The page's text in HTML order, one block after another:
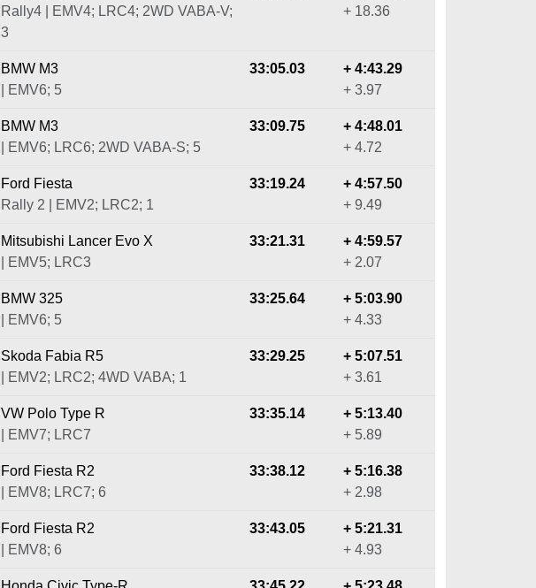
Rally4 | EMV4; LRC4; 2WD VABA-V;
3
+ 18.36
BMW M3
| EMV6; 5
33:05.03
+ 4:43.29
+ 3.97
BMW M3
| EMV6; LRC6; 2WD VABA-S; 5
33:09.75
+ 4:48.01
+ 4.72
Ford Fiesta
Rally 2 | EMV2; LRC2; 1
33:19.24
+ 4:57.50
+ 9.49
Mitsubishi Lancer Evo X
| EMV5; LRC3
33:21.31
+ 4:59.57
+ 2.07
BMW 325
| EMV6; 5
33:25.64
+ 5:03.90
+ 4.33
Skoda Fabia R5
| EMV2; LRC2; 4WD VABA; 1
33:29.25
+ 5:07.51
+ 3.61
VW Polo Type R
| EMV7; LRC7
33:35.14
+ 5:13.40
+ 5.89
Ford Fiesta R2
| EMV8; LRC7; 6
33:38.12
+ 5:16.38
+ 2.98
Ford Fiesta R2
| EMV8; 6
33:43.05
+ 5:21.31
+ 4.93